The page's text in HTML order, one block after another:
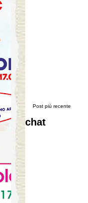
Post più recente
chat